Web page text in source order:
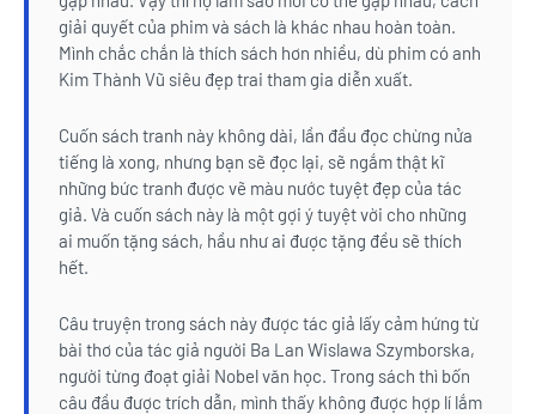
giải quyết của phim và sách là khác nhau hoàn toàn.
Mình chắc chắn là thích sách hơn nhiều, dù phim có anh
Kim Thành Vũ siêu đẹp trai tham gia diễn xuất.
Cuốn sách tranh này không dài, lần đầu đọc chừng nửa
tiếng là xong, nhưng bạn sẽ đọc lại, sẽ ngắm thật kĩ
những bức tranh được vẽ màu nước tuyệt đẹp của tác
giả. Và cuốn sách này là một gợi ý tuyệt vời cho những
ai muốn tặng sách, hầu như ai được tặng đều sẽ thích
hết.
Câu truyện trong sách này được tác giả lấy cảm hứng từ
bài thơ của tác giả người Ba Lan Wislawa Szymborska,
người từng đoạt giải Nobel văn học. Trong sách thì bốn
câu đầu được trích dẫn, mình thấy không được hợp lí lắm